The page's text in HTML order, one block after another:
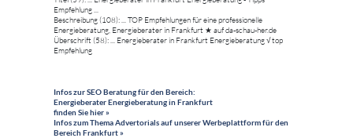
Empfehlung ...
Beschreibung (108): ... TOP Empfehlungen für eine professionelle
Energieberatung, Energieberater in Frankfurt ★ auf da-schau-her.de
Überschrift (58): ... Energieberater in Frankfurt Energieberatung √ top
Empfehlung
Infos zur SEO Beratung für den Bereich:
Energieberater Energieberatung in Frankfurt
finden Sie hier »
Infos zum Thema Advertorials auf unserer Werbeplattform für den
Bereich Frankfurt »